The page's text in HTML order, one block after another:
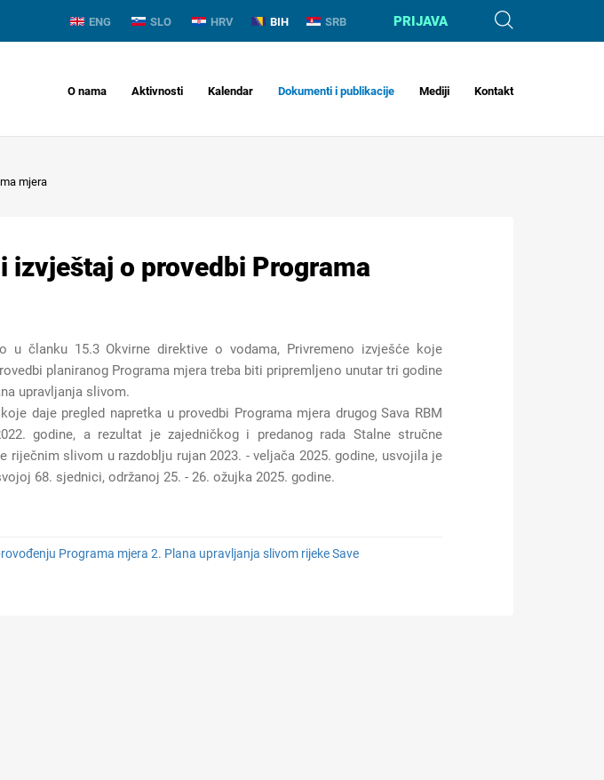
ENG SLO HRV BIH SRB PRIJAVA
O nama Aktivnosti Kalendar Dokumenti i publikacije Mediji Kontakt
mjera
izvještaj o provedbi Programa
u članku 15.3 Okvirne direktive o vodama, Privremeno izvješće koje
planiranog Programa mjera treba biti pripremljeno unutar tri godine
upravljanja slivom.
daje pregled napretka u provedbi Programa mjera drugog Sava RBM
godine, a rezultat je zajedničkog i predanog rada Stalne stručne
riječnim slivom u razdoblju rujan 2023. - veljača 2025. godine, usvojila je
68. sjednici, održanoj 25. - 26. ožujka 2025. godine.
Programa mjera 2. Plana upravljanja slivom rijeke Save